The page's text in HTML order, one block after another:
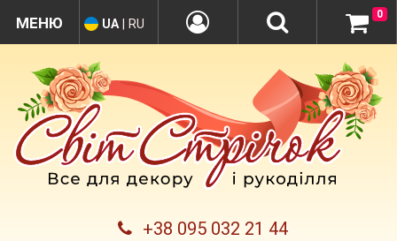
+38 095 032 21 44
UA RU
0